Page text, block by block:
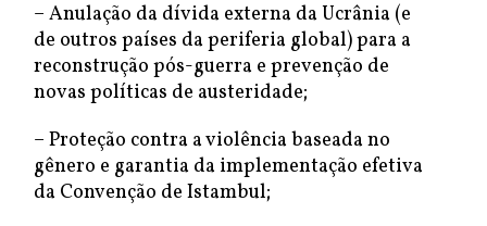
– Anulação da dívida externa da Ucrânia (e
de outros países da periferia global) para a
reconstrução pós-guerra e prevenção de
novas políticas de austeridade;
– Proteção contra a violência baseada no
gênero e garantia da implementação efetiva
da Convenção de Istambul;